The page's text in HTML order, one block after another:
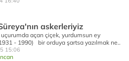
askerleriyiz
açan çiçek, yurdumsun ey
- 1990) bir orduya şartsa yazılmak ne..
15:06